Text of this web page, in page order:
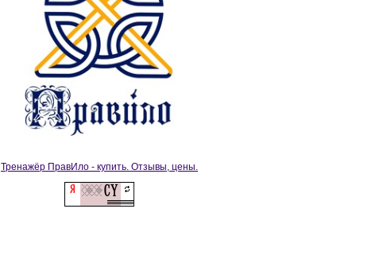
Тренажёр ПравИло - купить. Отзывы, цены.